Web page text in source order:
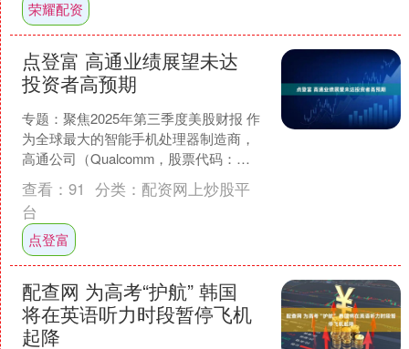
荣耀配资
点登富 高通业绩展望未达
投资者高预期
专题：聚焦2025年第三季度美股财报 作
为全球最大的智能手机处理器制造商，
高通公司（Qualcomm，股票代码：
QCOM）成为最新一家发布乐观业绩展
望却仍未让投....
查看： 91 分类： 配资网上炒股平
台
点登富
配查网 为高考“护航” 韩国
将在英语听力时段暂停飞机
起降